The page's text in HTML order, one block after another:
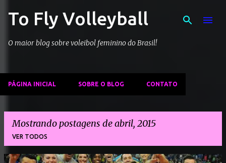
Pular para o conteúdo principal
To Fly Volleyball
O maior blog sobre voleibol feminino do Brasil!
PÁGINA INICIAL SOBRE O BLOG CONTATO
Mostrando postagens de abril, 2015
VER TODOS